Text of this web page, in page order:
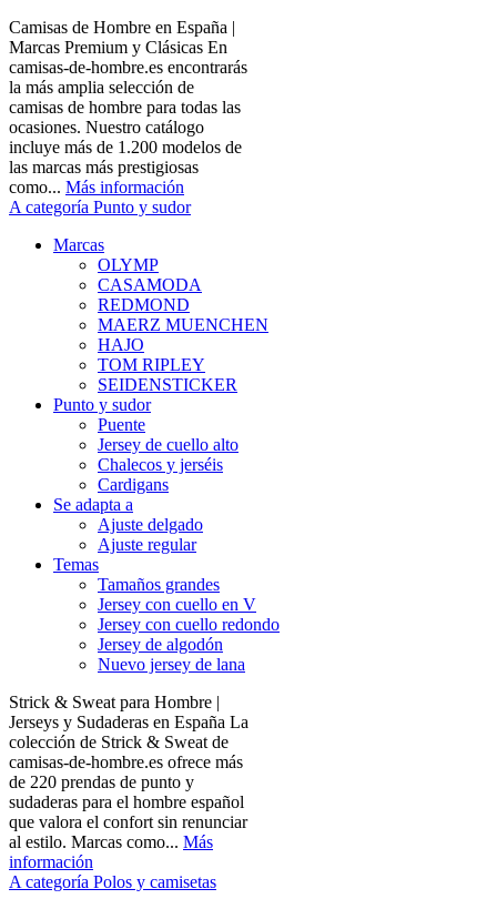
Camisas de Hombre en España |
Marcas Premium y Clásicas En
camisas-de-hombre.es encontrarás
la más amplia selección de
camisas de hombre para todas las
ocasiones. Nuestro catálogo
incluye más de 1.200 modelos de
las marcas más prestigiosas
como... Más información
A categoría Punto y sudor
Marcas
OLYMP
CASAMODA
REDMOND
MAERZ MUENCHEN
HAJO
TOM RIPLEY
SEIDENSTICKER
Punto y sudor
Puente
Jersey de cuello alto
Chalecos y jerséis
Cardigans
Se adapta a
Ajuste delgado
Ajuste regular
Temas
Tamaños grandes
Jersey con cuello en V
Jersey con cuello redondo
Jersey de algodón
Nuevo jersey de lana
Strick & Sweat para Hombre |
Jerseys y Sudaderas en España La
colección de Strick & Sweat de
camisas-de-hombre.es ofrece más
de 220 prendas de punto y
sudaderas para el hombre español
que valora el confort sin renunciar
al estilo. Marcas como... Más
información
A categoría Polos y camisetas